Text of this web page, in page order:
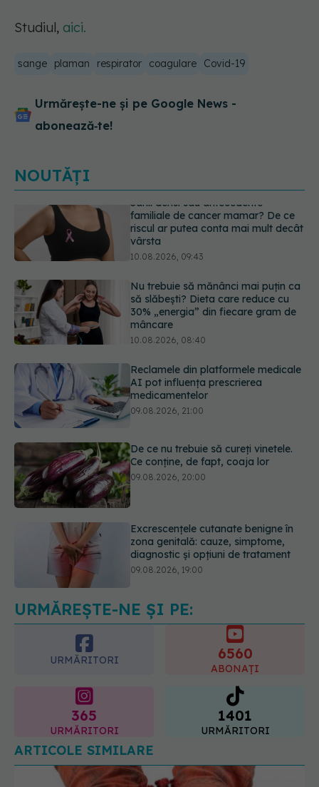
Studiul, aici.
sange plaman respirator coagulare Covid-19
Urmărește-ne și pe Google News -
abonează‑te!
NOUTĂȚI
Nu trebuie să mănânci mai puțin ca
să slăbești? Dieta care reduce cu
30% „energia” din fiecare gram de
10.08.2026, 08:40
Reclamele din platformele medicale
AI pot influența prescrierea
medicamentelor
De ce nu trebuie să cureți vinetele.
Ce conține, de fapt, coaja lor
09.08.2026, 20:00
Excrescențele cutanate benigne în
zona genitală: cauze, simptome,
Sânii densi sau antecedente
familiale de cancer mamar? De ce
riscul ar putea conta mai mult decât
10.08.2026, 09:43
URMĂREȘTE-NE ȘI PE:
URMĂRITORI 6560
ABONAȚI
365
URMĂRITORI
1401
URMĂRITORI
ARTICOLE SIMILARE